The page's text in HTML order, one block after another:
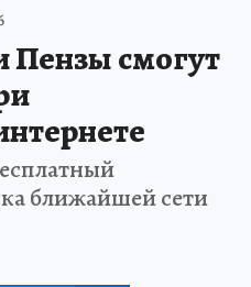
Пензы смогут
ближайшей сети